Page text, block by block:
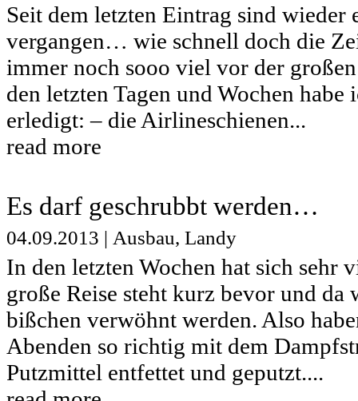
Seit dem letzten Eintrag sind wieder
vergangen… wie schnell doch die
immer noch sooo viel vor der
den letzten Tagen und Wochen
erledigt: – die Airlineschienen...
read more
Es darf geschrubbt werden…
04.09.2013 | Ausbau, Landy
In den letzten Wochen hat sich sehr
große Reise steht kurz bevor und
bißchen verwöhnt werden. Also
Abenden so richtig mit dem
Putzmittel entfettet und geputzt....